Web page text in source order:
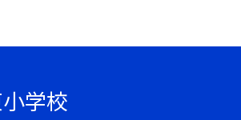
学校